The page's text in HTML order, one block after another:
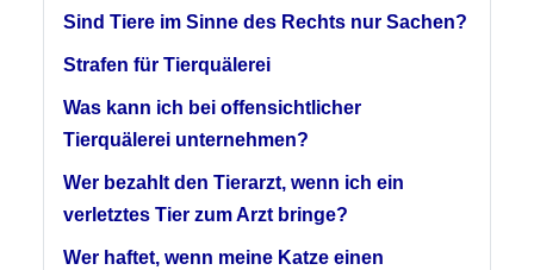
Sind Tiere im Sinne des Rechts nur Sachen?
Strafen für Tierquälerei
Was kann ich bei offensichtlicher
Tierquälerei unternehmen?
Wer bezahlt den Tierarzt, wenn ich ein
verletztes Tier zum Arzt bringe?
Wer haftet, wenn meine Katze einen